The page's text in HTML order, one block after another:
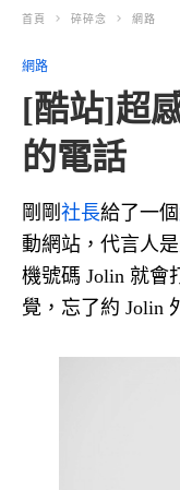
首頁 碎碎念 網路
網路
[酷站]超
的電話
剛剛 社長給了一個
動網站，代言人
機號碼 Jolin 就會
覺，忘了約 Jolin